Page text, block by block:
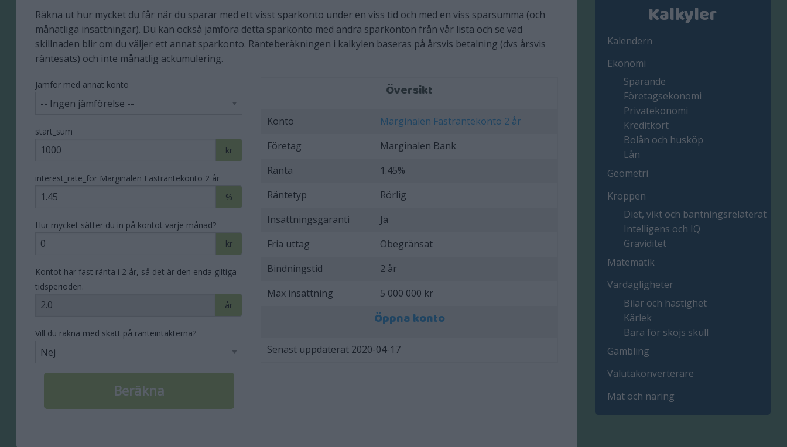
Räkna ut hur mycket du får när du sparar med ett visst sparkonto under en viss tid och med en viss sparsumma (och
månatliga insättningar). Du kan också jämföra detta sparkonto med andra sparkonton från vår lista och se vad
skillnaden blir om du väljer ett annat sparkonto. Ränteberäkningen i kalkylen baseras på årsvis betalning (dvs årsvis
räntesats) och inte månatlig ackumulering.
Jämför med annat konto
start_sum
kr
interest_rate_for Marginalen Fasträntekonto 2 år
%
Hur mycket sätter du in på kontot varje månad?
kr
Kontot har fast ränta i 2 år, så det är den enda giltiga
tidsperioden.
år
Vill du räkna med skatt på ränteintäkterna?
Översikt
Konto
Marginalen Fasträntekonto 2 år
Företag
Marginalen Bank
Ränta
1.45%
Räntetyp
Rörlig
Insättningsgaranti
Ja
Fria uttag
Obegränsat
Bindningstid
2 år
Max insättning
5 000 000 kr
Öppna konto
Senast uppdaterat 2020-04-17
Kalkyler
Kalendern
Ekonomi
Sparande
Företagsekonomi
Privatekonomi
Kreditkort
Bolån och husköp
Lån
Geometri
Kroppen
Diet, vikt och bantningsrelaterat
Intelligens och IQ
Graviditet
Matematik
Vardagligheter
Bilar och hastighet
Kärlek
Bara för skojs skull
Gambling
Valutakonverterare
Mat och näring